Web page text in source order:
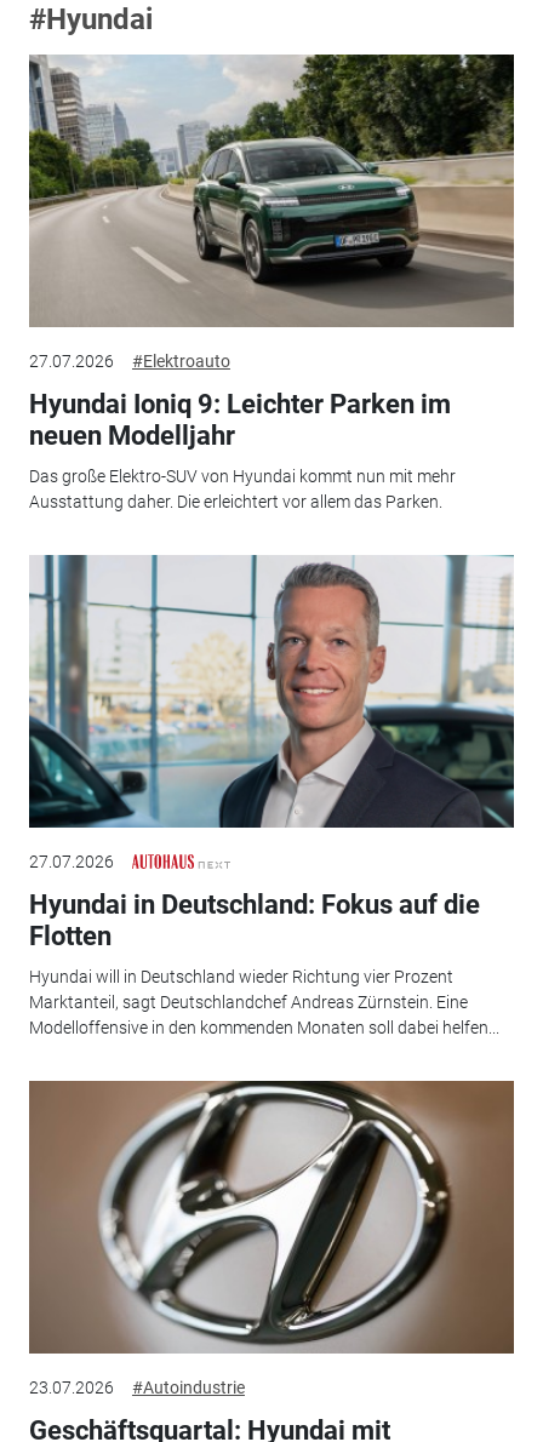
#Hyundai
27.07.2026 #Elektroauto
Hyundai Ioniq 9: Leichter Parken im
neuen Modelljahr
Das große Elektro-SUV von Hyundai kommt nun mit mehr
Ausstattung daher. Die erleichtert vor allem das Parken.
27.07.2026
Hyundai in Deutschland: Fokus auf die
Flotten
Hyundai will in Deutschland wieder Richtung vier Prozent
Marktanteil, sagt Deutschlandchef Andreas Zürnstein. Eine
Modelloffensive in den kommenden Monaten soll dabei helfen...
23.07.2026 #Autoindustrie
Geschäftsquartal: Hyundai mit